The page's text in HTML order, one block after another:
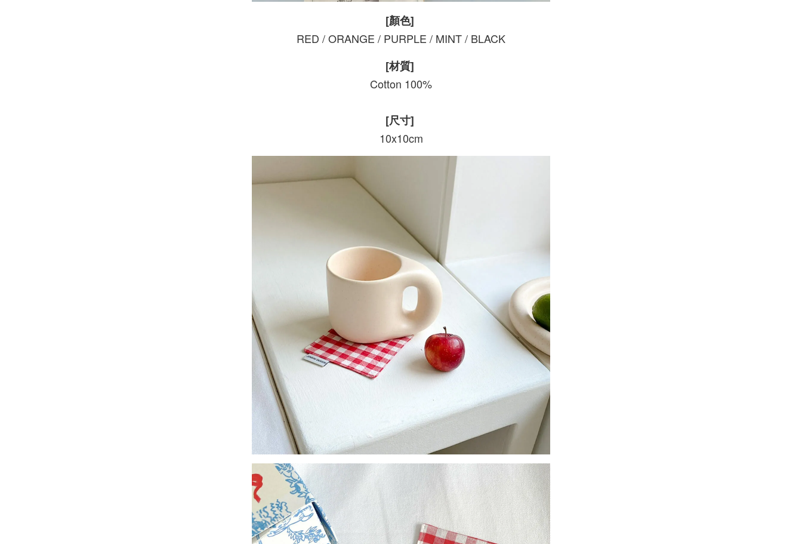
[顏色]
RED / ORANGE / PURPLE / MINT / BLACK
[材質]
Cotton 100%
[尺寸]
10x10cm